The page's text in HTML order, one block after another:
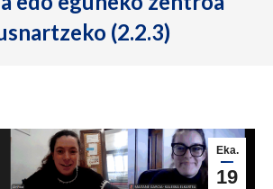
(2.2.3)
Eka.
19